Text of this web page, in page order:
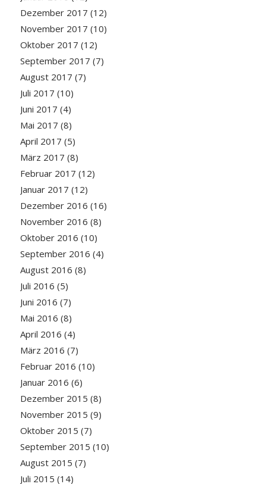
Dezember 2017 (12)
November 2017 (10)
Oktober 2017 (12)
September 2017 (7)
August 2017 (7)
Juli 2017 (10)
Juni 2017 (4)
Mai 2017 (8)
April 2017 (5)
März 2017 (8)
Februar 2017 (12)
Januar 2017 (12)
Dezember 2016 (16)
November 2016 (8)
Oktober 2016 (10)
September 2016 (4)
August 2016 (8)
Juli 2016 (5)
Juni 2016 (7)
Mai 2016 (8)
April 2016 (4)
März 2016 (7)
Februar 2016 (10)
Januar 2016 (6)
Dezember 2015 (8)
November 2015 (9)
Oktober 2015 (7)
September 2015 (10)
August 2015 (7)
Juli 2015 (14)